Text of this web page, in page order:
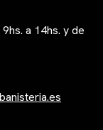
a 14hs. y de
anisteria.es